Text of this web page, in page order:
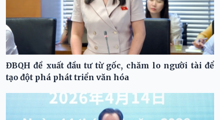
ĐBQH đề xuất đầu tư từ gốc, chăm lo người tài để
tạo đột phá phát triển văn hóa